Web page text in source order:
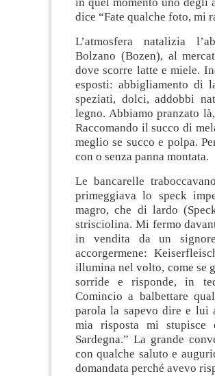
dice “Fate qualche foto, mi
L’atmosfera natalizia
Bolzano (Bozen), al
dove scorre latte e miele.
esposti: abbigliamento di
speziati, dolci, addobbi
legno. Abbiamo pranzato
Raccomando il succo di
meglio se succo e polpa.
con o senza panna montata.
Le bancarelle
primeggiava lo speck
magro, che di lardo
strisciolina. Mi fermo
in vendita da un
accorgermene:
illumina nel volto, come se
sorride e risponde, in
Comincio a balbettare
parola la sapevo dire e lui
mia risposta mi
Sardegna.” La grande
con qualche saluto e
domandata perché avevo